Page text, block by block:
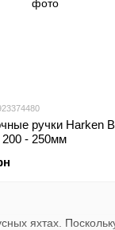
яхтах.
ручки Harken
200 - 250мм